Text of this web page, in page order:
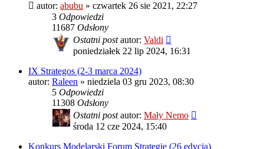
autor: abubu » czwartek 26 sie 2021, 22:27
3 Odpowiedzi
11687 Odsłony
Ostatni postautor: Valdi
poniedziałek 22 lip 2024, 16:31
IX Strategos (2-3 marca 2024)
autor: Raleen » niedziela 03 gru 2023, 08:30
5 Odpowiedzi
11308 Odsłony
Ostatni postautor: Mały Nemo
środa 12 cze 2024, 15:40
Konkurs Modelarski Forum Strategie (26 edycja)